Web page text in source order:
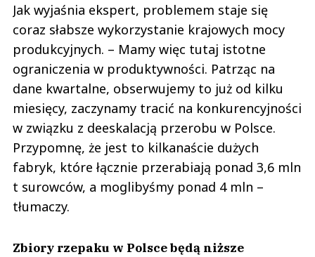
Jak wyjaśnia ekspert, problemem staje się
coraz słabsze wykorzystanie krajowych mocy
produkcyjnych. – Mamy więc tutaj istotne
ograniczenia w produktywności. Patrząc na
dane kwartalne, obserwujemy to już od kilku
miesięcy, zaczynamy tracić na konkurencyjności
w związku z deeskalacją przerobu w Polsce.
Przypomnę, że jest to kilkanaście dużych
fabryk, które łącznie przerabiają ponad 3,6 mln
t surowców, a moglibyśmy ponad 4 mln –
tłumaczy.
Zbiory rzepaku w Polsce będą niższe